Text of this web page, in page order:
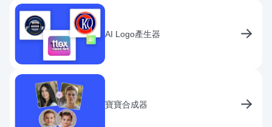
AI Logo產生器
寶寶合成器